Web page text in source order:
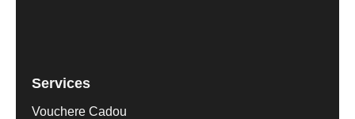
Services
Vouchere Cadou